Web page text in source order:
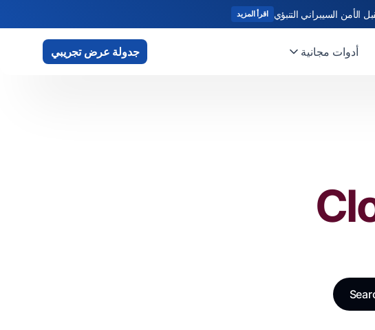
الأمن السيبراني التنبؤي اقرأ المزيد
أدوات مجانية جدولة عرض تجريبي